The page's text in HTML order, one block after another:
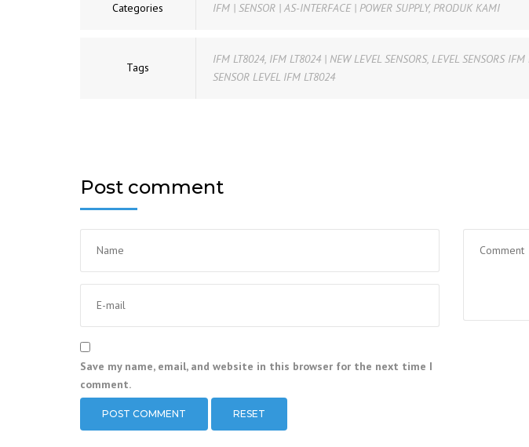
Categories IFM | SENSOR | AS-INTERFACE | POWER SUPPLY,PRODUK KAMI
Tags
IFM LT8024, IFM LT8024 | NEW LEVEL SENSORS, LEVEL SENSORS IFM
SENSOR LEVEL IFM LT8024
Post comment
Save my name, email, and website in this browser for the next time I
comment.
RESET